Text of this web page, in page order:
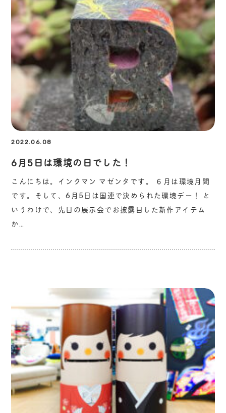
2022.06.08
6月5日は環境の日でした！
こんにちは。インクマン マゼンタです。 ６月は環境月間
です。そして、6月5日は国連で決められた環境デー！ と
いうわけで、先日の展示会でお披露目した新作アイテム
か…